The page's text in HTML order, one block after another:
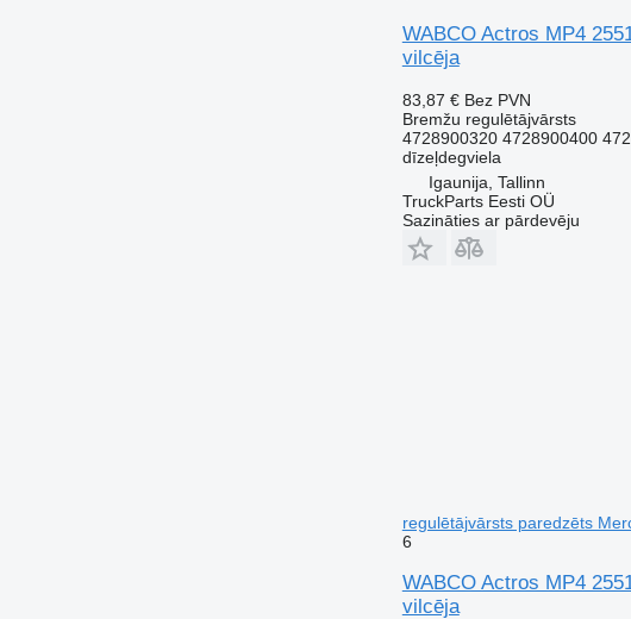
WABCO Actros MP4
vilcēja
83,87 € Bez PVN
Bremžu regulētājvārsts
4728900320 4728900400
dīzeļdegviela
Igaunija, Tallinn
TruckParts Eesti OÜ
Sazināties ar pārdevēju
regulētājvārsts paredzēts
6
WABCO Actros MP4
vilcēja